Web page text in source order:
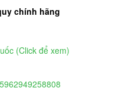
chính hãng
(Click để xem)